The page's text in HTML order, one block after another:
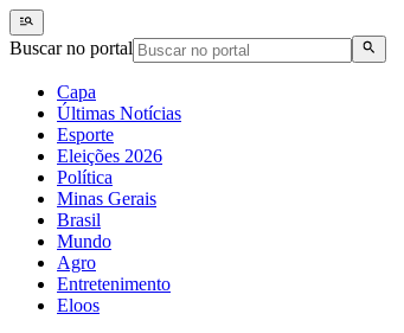
Buscar no portal
Capa
Últimas Notícias
Esporte
Eleições 2026
Política
Minas Gerais
Brasil
Mundo
Agro
Entretenimento
Eloos